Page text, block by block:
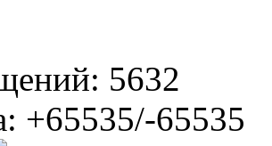
5632
+65535/-65535